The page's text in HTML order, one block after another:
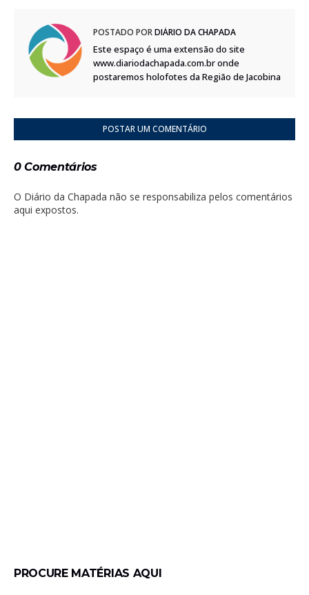
POSTADO PORDIÁRIO DA CHAPADA
Este espaço é uma extensão do site
www.diariodachapada.com.br onde
postaremos holofotes da Região de Jacobina
POSTAR UM COMENTÁRIO
0 Comentários
O Diário da Chapada não se responsabiliza pelos comentários
aqui expostos.
PROCURE MATÉRIAS AQUI